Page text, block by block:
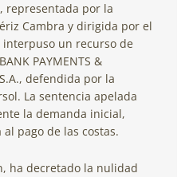
representada por la
Cambra y dirigida por el
interpuso un recurso de
PAYMENTS &
S.A., defendida por la
La sentencia apelada
la demanda inicial,
pago de las costas.
ha decretado la nulidad